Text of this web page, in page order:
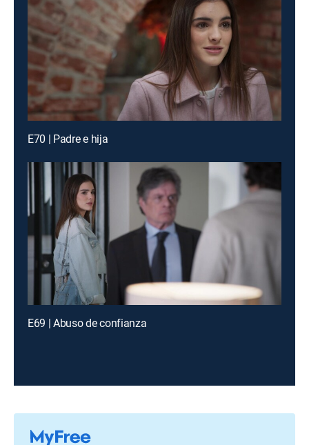
E70 | Padre e hija
E69 | Abuso de confianza